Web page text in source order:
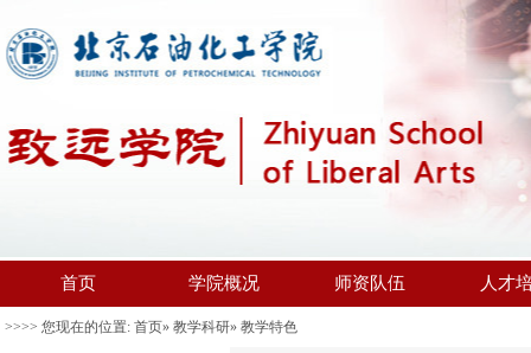
首页 学院概况 师资队伍 人才
>>>> 您现在的位置: 首页» 教学科研» 教学特色